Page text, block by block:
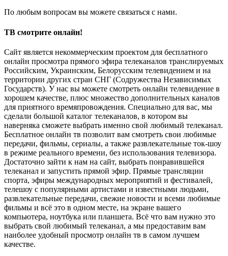
По любым вопросам вы можете связаться с нами.
ТВ смотрите онлайн!
Сайт является некоммерческим проектом для бесплатного
онлайн просмотра прямого эфира телеканалов транслируемых
Российским, Украинским, Белорусским телевидением и на
территории других стран СНГ (Содружества Независимых
Государств). У нас вы можете смотреть онлайн телевидение в
хорошем качестве, плюс множество дополнительных каналов
для приятного времяпровождения. Специально для вас, мы
сделали большой каталог телеканалов, в котором вы
наверняка сможете выбрать именно свой любимый телеканал.
Бесплатное онлайн тв позволит вам смотреть свои любимые
передачи, фильмы, сериалы, а также развлекательные ток-шоу
в режиме реального времени, без использования телевизора.
Достаточно зайти к нам на сайт, выбрать понравившейся
телеканал и запустить прямой эфир. Прямые трансляции
спорта, эфиры международных мероприятий и фестивалей,
телешоу с популярными артистами и известными людьми,
развлекательные передачи, свежие новости и всеми любимые
фильмы и всё это в одном месте, на экране вашего
компьютера, ноутбука или планшета. Всё что вам нужно это
выбрать свой любимый телеканал, а мы предоставим вам
наиболее удобный просмотр онлайн тв в самом лучшем
качестве.